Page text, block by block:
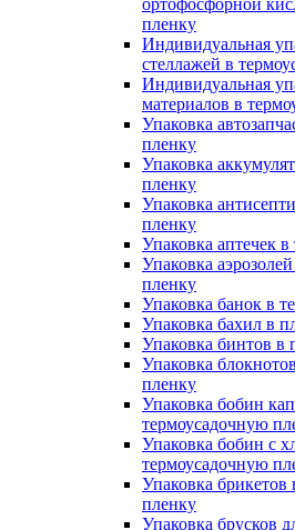
ортофосфорной
пленку
Индивидуальная
стеллажей в
Индивидуальная
материалов в
Упаковка
пленку
Упаковка
пленку
Упаковка
пленку
Упаковка аптечек
Упаковка
пленку
Упаковка банок в
Упаковка бахил в
Упаковка бинтов в
Упаковка
пленку
Упаковка бобин
термоусадочную
Упаковка бобин с
термоусадочную
Упаковка
пленку
Упаковка брусков